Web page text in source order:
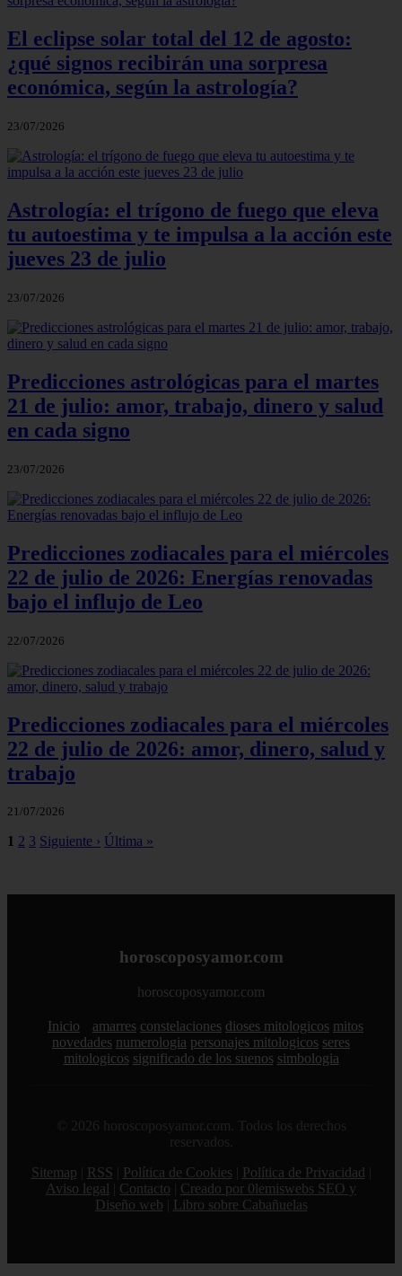
El eclipse solar total del 12 de agosto:
¿qué signos recibirán una sorpresa
económica, según la astrología?
23/07/2026
Astrología: el trígono de fuego que eleva
tu autoestima y te impulsa a la acción este
jueves 23 de julio
23/07/2026
Predicciones astrológicas para el martes
21 de julio: amor, trabajo, dinero y salud
en cada signo
23/07/2026
Predicciones zodiacales para el miércoles
22 de julio de 2026: Energías renovadas
bajo el influjo de Leo
22/07/2026
Predicciones zodiacales para el miércoles
22 de julio de 2026: amor, dinero, salud y
trabajo
21/07/2026
1 2 3 Siguiente › Última »
horoscoposyamor.com
horoscoposyamor.com
Inicio amarres constelaciones dioses mitologicos mitos
novedades numerologia personajes mitologicos seres
mitologicos significado de los suenos simbologia
© 2026 horoscoposyamor.com. Todos los derechos
reservados.
Sitemap
RSS Política de Cookies Política de Privacidad
Aviso legal
Contacto
Creado por 0lemiswebs SEO y
Diseño web
Libro sobre Cabañuelas